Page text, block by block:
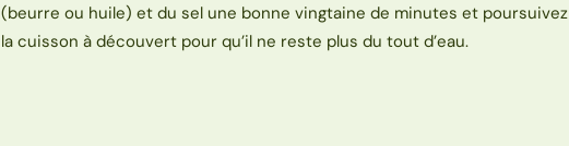
(beurre ou huile) et du sel une bonne vingtaine de minutes et poursuivez
la cuisson à découvert pour qu’il ne reste plus du tout d’eau.